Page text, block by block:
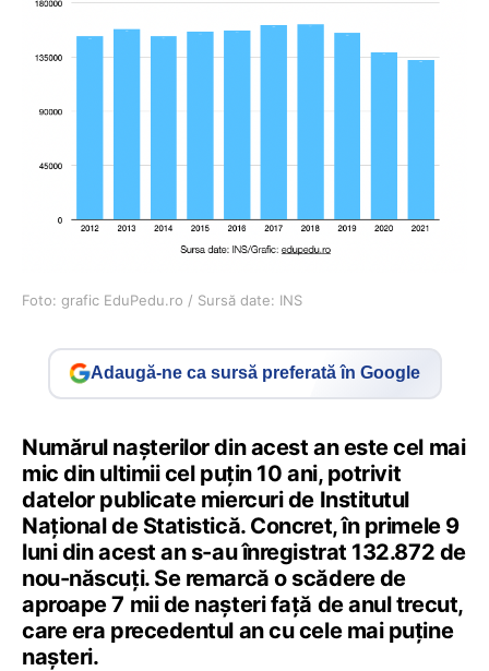
Foto: grafic EduPedu.ro / Sursă date: INS
Adaugă-ne ca sursă preferată în Google
Numărul nașterilor din acest an este cel mai
mic din ultimii cel puțin 10 ani, potrivit
datelor publicate miercuri de Institutul
Național de Statistică. Concret, în primele 9
luni din acest an s-au înregistrat 132.872 de
nou-născuți. Se remarcă o scădere de
aproape 7 mii de nașteri față de anul trecut,
care era precedentul an cu cele mai puține
nașteri.